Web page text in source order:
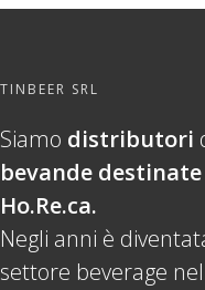
TINBEER SRL
Siamo distributori
bevande
Ho.Re.ca.
Negli anni è
settore beverage